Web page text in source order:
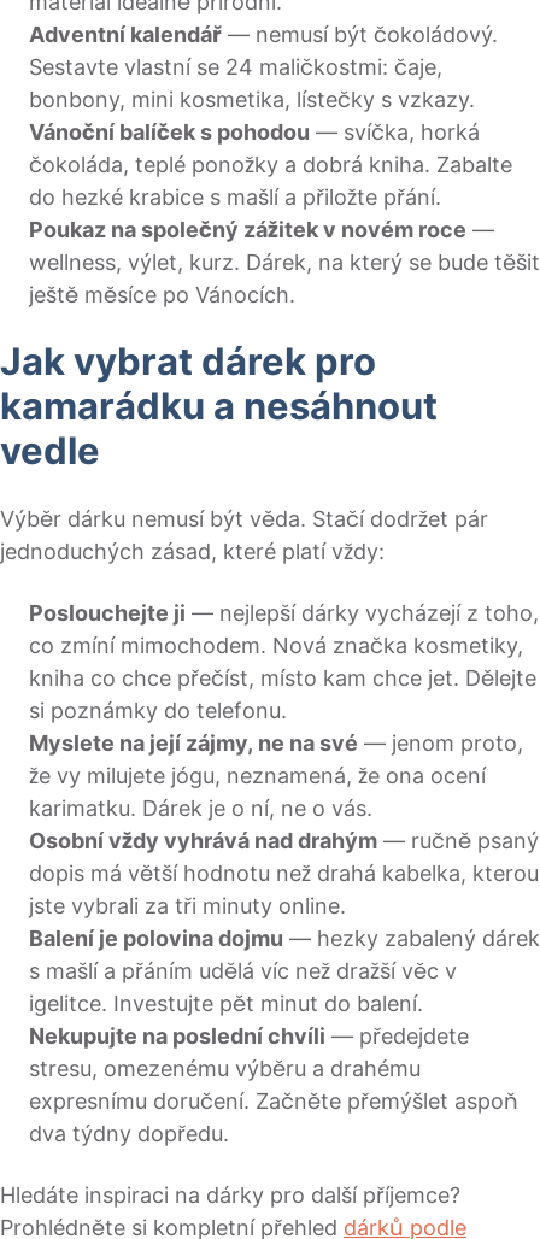
Adventní kalendář — nemusí být čokoládový.
Sestavte vlastní se 24 maličkostmi: čaje,
bonbony, mini kosmetika, lístečky s vzkazy.
Vánoční balíček s pohodou — svíčka, horká
čokoláda, teplé ponožky a dobrá kniha. Zabalte
do hezké krabice s mašlí a přiložte přání.
Poukaz na společný zážitek v novém roce —
wellness, výlet, kurz. Dárek, na který se bude těšit
ještě měsíce po Vánocích.
Jak vybrat dárek pro
kamarádku a nesáhnout
vedle
Výběr dárku nemusí být věda. Stačí dodržet pár
jednoduchých zásad, které platí vždy:
Poslouchejte ji — nejlepší dárky vycházejí z toho,
co zmíní mimochodem. Nová značka kosmetiky,
kniha co chce přečíst, místo kam chce jet. Dělejte
si poznámky do telefonu.
Myslete na její zájmy, ne na své — jenom proto,
že vy milujete jógu, neznamená, že ona ocení
karimatku. Dárek je o ní, ne o vás.
Osobní vždy vyhrává nad drahým — ručně psaný
dopis má větší hodnotu než drahá kabelka, kterou
jste vybrali za tři minuty online.
Balení je polovina dojmu — hezky zabalený dárek
s mašlí a přáním udělá víc než dražší věc v
igelitce. Investujte pět minut do balení.
Nekupujte na poslední chvíli — předejdete
stresu, omezenému výběru a drahému
expresnímu doručení. Začněte přemýšlet aspoň
dva týdny dopředu.
Hledáte inspiraci na dárky pro další příjemce?
Prohlédněte si kompletní přehled dárků podle